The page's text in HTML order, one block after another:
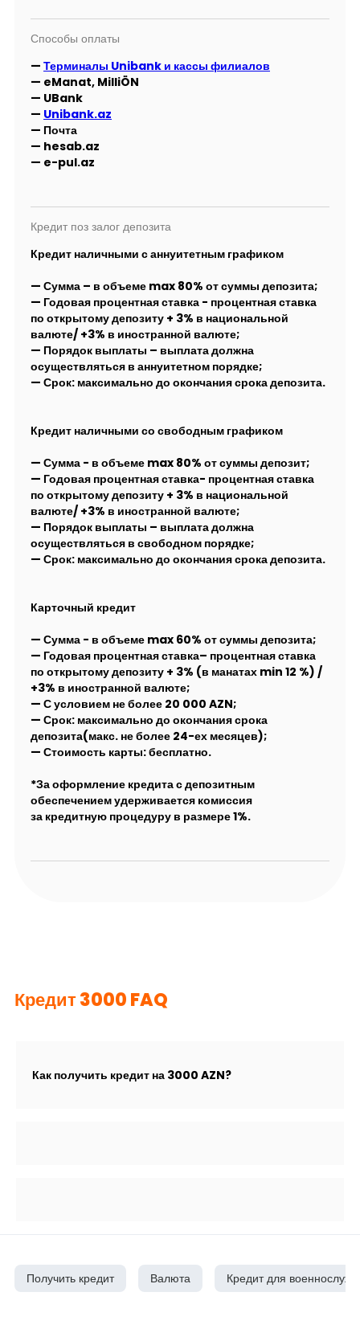
Способы оплаты
— Терминалы Unibank и кассы филиалов
— eManat, MilliÖN
— UBank
— Unibank.az
— Почта
— hesab.az
— e-pul.az
Кредит поз залог депозита
Кредит наличными с аннуитетным графиком
— Сумма – в объеме max 80% от суммы депозита;
— Годовая процентная ставка - процентная ставка
по открытому депозиту + 3% в национальной
валюте/ +3% в иностранной валюте;
— Порядок выплаты – выплата должна
осуществляться в аннуитетном порядке;
— Срок: максимально до окончания срока депозита.
Кредит наличными со свободным графиком
— Сумма - в объеме max 80% от суммы депозит;
— Годовая процентная ставка- процентная ставка
по открытому депозиту + 3% в национальной
валюте/ +3% в иностранной валюте;
— Порядок выплаты – выплата должна
осуществляться в свободном порядке;
— Срок: максимально до окончания срока депозита.
Карточный кредит
— Сумма - в объеме max 60% от суммы депозита;
— Годовая процентная ставка– процентная ставка
по открытому депозиту + 3% (в манатах min 12 %) /
+3% в иностранной валюте;
— С условием не более 20 000 AZN;
— Срок: максимально до окончания срока
депозита(макс. не более 24-ех месяцев);
— Стоимость карты: бесплатно.
*За оформление кредита с депозитным
обеспечением удерживается комиссия
за кредитную процедуру в размере 1%.
Кредит 3000 FAQ
Как получить кредит на 3000 AZN?
Получить кредит Валюта Кредит для